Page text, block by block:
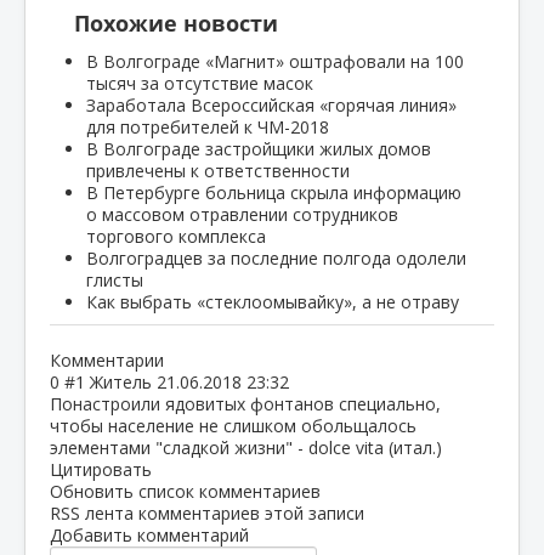
Похожие новости
В Волгограде «Магнит» оштрафовали на 100
тысяч за отсутствие масок
Заработала Всероссийская «горячая линия»
для потребителей к ЧМ-2018
В Волгограде застройщики жилых домов
привлечены к ответственности
В Петербурге больница скрыла информацию
о массовом отравлении сотрудников
торгового комплекса
Волгоградцев за последние полгода одолели
глисты
Как выбрать «стеклоомывайку», а не отраву
Комментарии
0 #1 Житель 21.06.2018 23:32
Понастроили ядовитых фонтанов специально,
чтобы население не слишком обольщалось
элементами "сладкой жизни" - dolce vita (итал.)
Цитировать
Обновить список комментариев
RSS лента комментариев этой записи
Добавить комментарий